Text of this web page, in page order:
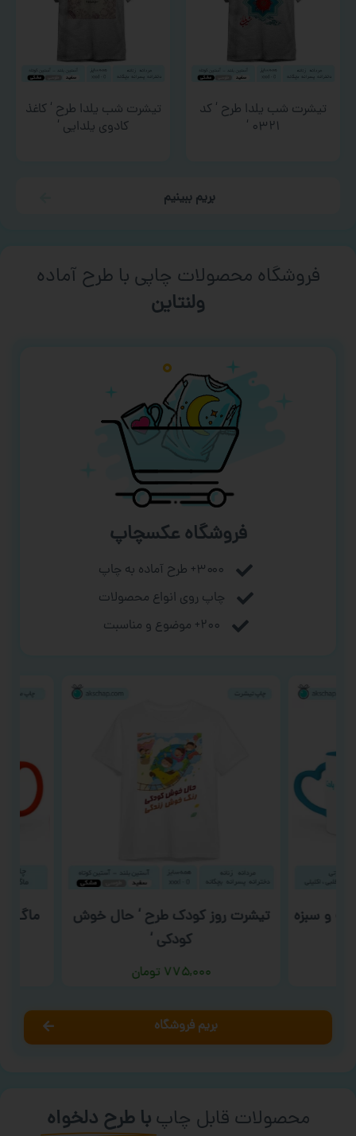
تیشرت شب یلدا طرح ‘ کد
۰۳۲۱ ‘
تیشرت شب یلدا طرح ‘ کاغذ
کادوی یلدایی ‘
بریم ببینیم
فروشگاه محصولات چاپی با طرح آماده
ورزشی
فروشگاه عکسچاپ
۳۰۰۰+ طرح آماده به چاپ
چاپ روی انواع محصولات
۲۰۰+ موضوع و مناسبت
و سبزه
تیشرت روز کودک طرح ‘ حال خوش
کودکی ‘
۷۷۵,۰۰۰تومان
ماگ
بریم فروشگاه
محصولات قابل چاپ با طرح دلخواه